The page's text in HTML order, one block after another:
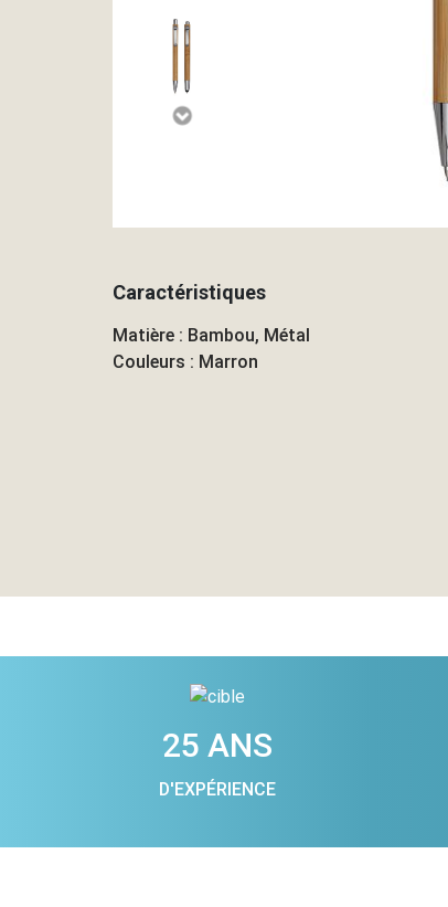
Caractéristiques
Matière : Bambou, Métal
Couleurs : Marron
25 ANS
D'EXPÉRIENCE